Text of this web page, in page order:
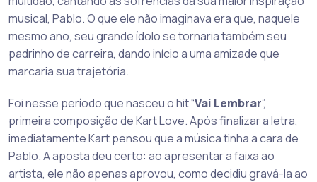
musical, Pablo. O que ele não imaginava era que, naquele
mesmo ano, seu grande ídolo se tornaria também seu
padrinho de carreira, dando início a uma amizade que
marcaria sua trajetória.
Foi nesse período que nasceu o hit “Vai Lembrar”,
primeira composição de Kart Love. Após finalizar a letra,
imediatamente Kart pensou que a música tinha a cara de
Pablo. A aposta deu certo: ao apresentar a faixa ao
artista, ele não apenas aprovou, como decidiu gravá-la ao